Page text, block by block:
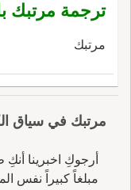
ترجمة مرتبك
مرتبك
مرتبك في سياق
أرجوكِ اخبرينا
مبلغاً كبيراً نفس